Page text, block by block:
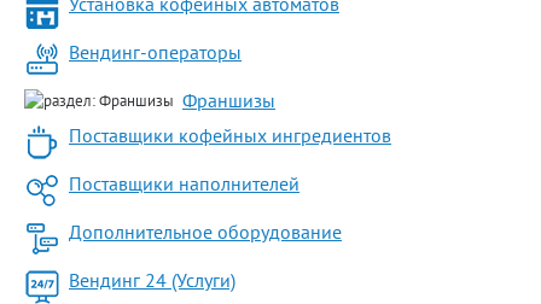
Вендинг-операторы
Франшизы
Поставщики кофейных ингредиентов
Поставщики наполнителей
Дополнительное оборудование
Вендинг 24 (Услуги)